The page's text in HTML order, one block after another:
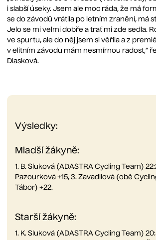
i slabší úseky. Jsem ale moc ráda, že má
se do závodů vrátila po letním zranění, má
Jelo se mi velmi dobře a trať mi zde sedla.
ve spurtu, ale do něj jsem si věřila a z
v elitním závodu mám nesmírnou radost,“
Dlasková.
Výsledky:
Mladší žákyně:
1. B. Sluková (ADASTRA Cycling Team)
Pazourková +15, 3. Zavadilová (obě
Tábor) +22.
Starší žákyně:
1. K. Sluková (ADASTRA Cycling Team)